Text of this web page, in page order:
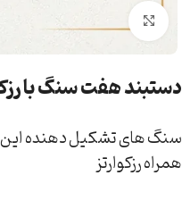
بزرگنمایی تصویر
دستبند هفت سنگ با
سنگ های تشکیل دهنده
همراه رزکوارتز